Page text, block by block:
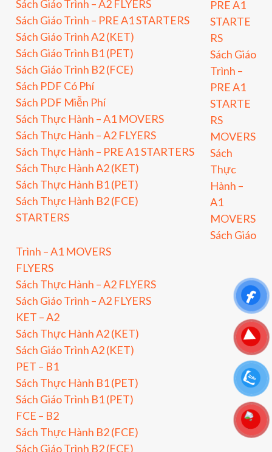
Sách Giáo Trình – A2 FLYERS
Sách Giáo Trình – PRE A1 STARTERS
Sách Giáo Trình A2 (KET)
Sách Giáo Trình B1 (PET)
Sách Giáo Trình B2 (FCE)
Sách PDF Có Phí
Sách PDF Miễn Phí
Sách Thực Hành – A1 MOVERS
Sách Thực Hành – A2 FLYERS
Sách Thực Hành – PRE A1 STARTERS
Sách Thực Hành A2 (KET)
Sách Thực Hành B1 (PET)
Sách Thực Hành B2 (FCE)
STARTERS
PRE A1
STARTE
RS
Sách Giáo
Trình –
PRE A1
STARTE
RS
MOVERS
Sách
Thực
Hành –
A1
MOVERS
Sách Giáo
Trình – A1 MOVERS
FLYERS
Sách Thực Hành – A2 FLYERS
Sách Giáo Trình – A2 FLYERS
KET – A2
Sách Thực Hành A2 (KET)
Sách Giáo Trình A2 (KET)
PET – B1
Sách Thực Hành B1 (PET)
Sách Giáo Trình B1 (PET)
FCE – B2
Sách Thực Hành B2 (FCE)
Sách Giáo Trình B2 (FCE)